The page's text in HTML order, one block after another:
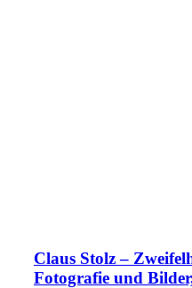
Claus Stolz –
Fotografie und